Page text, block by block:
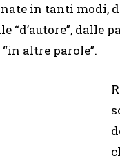
in tanti modi,
“d’autore”, dalle
altre parole”.